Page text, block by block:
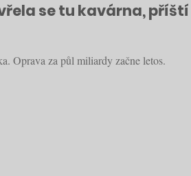
se tu kavárna,
Oprava za půl miliardy začne letos.